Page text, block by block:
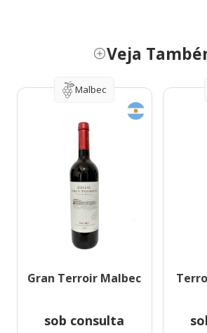
Veja
Malbec
Gran Terroir Malbec
sob consulta